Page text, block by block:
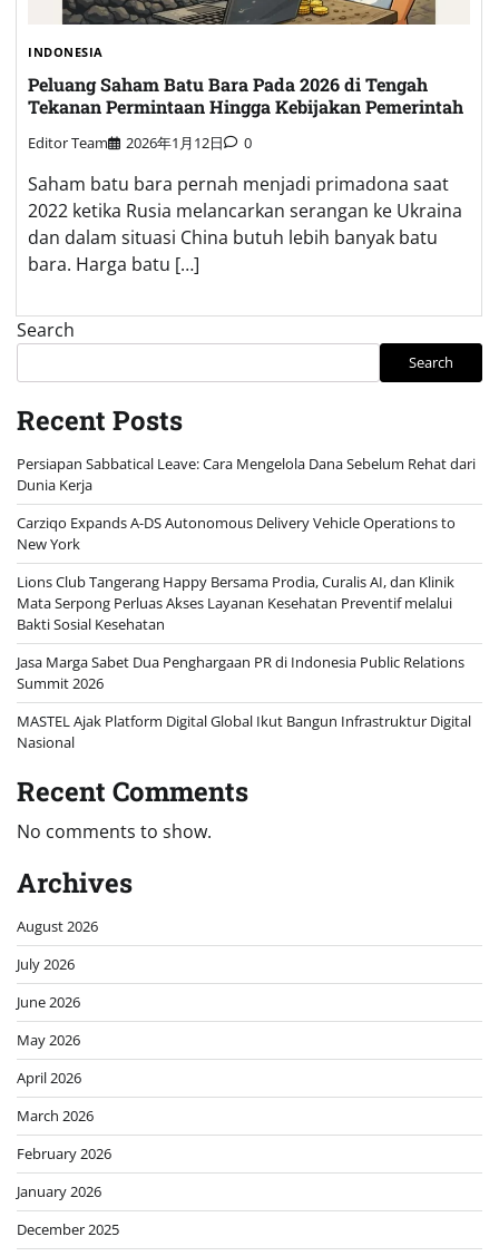
INDONESIA
Peluang Saham Batu Bara Pada 2026 di Tengah
Tekanan Permintaan Hingga Kebijakan Pemerintah
Editor Team 2026年1月12日 0
Saham batu bara pernah menjadi primadona saat
2022 ketika Rusia melancarkan serangan ke Ukraina
dan dalam situasi China butuh lebih banyak batu
bara. Harga batu […]
Search
Search
Recent Posts
Persiapan Sabbatical Leave: Cara Mengelola Dana Sebelum Rehat dari
Dunia Kerja
Carziqo Expands A-DS Autonomous Delivery Vehicle Operations to
New York
Lions Club Tangerang Happy Bersama Prodia, Curalis AI, dan Klinik
Mata Serpong Perluas Akses Layanan Kesehatan Preventif melalui
Bakti Sosial Kesehatan
Jasa Marga Sabet Dua Penghargaan PR di Indonesia Public Relations
Summit 2026
MASTEL Ajak Platform Digital Global Ikut Bangun Infrastruktur Digital
Nasional
Recent Comments
No comments to show.
Archives
August 2026
July 2026
June 2026
May 2026
April 2026
March 2026
February 2026
January 2026
December 2025